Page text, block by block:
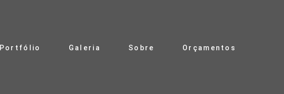
Portfólio Galeria Sobre Orçamentos